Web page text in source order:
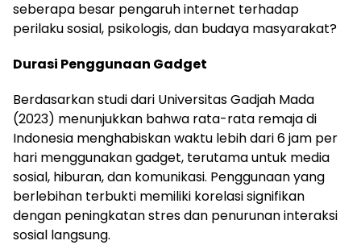
seberapa besar pengaruh internet terhadap
perilaku sosial, psikologis, dan budaya masyarakat?
Durasi Penggunaan Gadget
Berdasarkan studi dari Universitas Gadjah Mada
(2023) menunjukkan bahwa rata-rata remaja di
Indonesia menghabiskan waktu lebih dari 6 jam per
hari menggunakan gadget, terutama untuk media
sosial, hiburan, dan komunikasi. Penggunaan yang
berlebihan terbukti memiliki korelasi signifikan
dengan peningkatan stres dan penurunan interaksi
sosial langsung.